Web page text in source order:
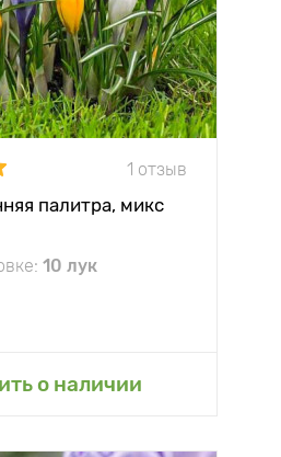
1 отзыв
палитра, микс
10 лук
о наличии